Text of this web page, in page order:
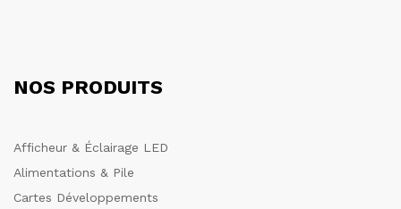
NOS PRODUITS
Afficheur & Éclairage LED
Alimentations & Pile
Cartes Développements